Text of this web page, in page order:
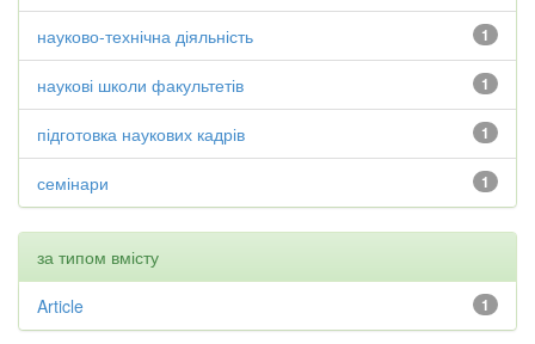
1
науково-технічна діяльність
1
наукові школи факультетів
1
підготовка наукових кадрів
1
семінари
за типом вмісту
1
Article